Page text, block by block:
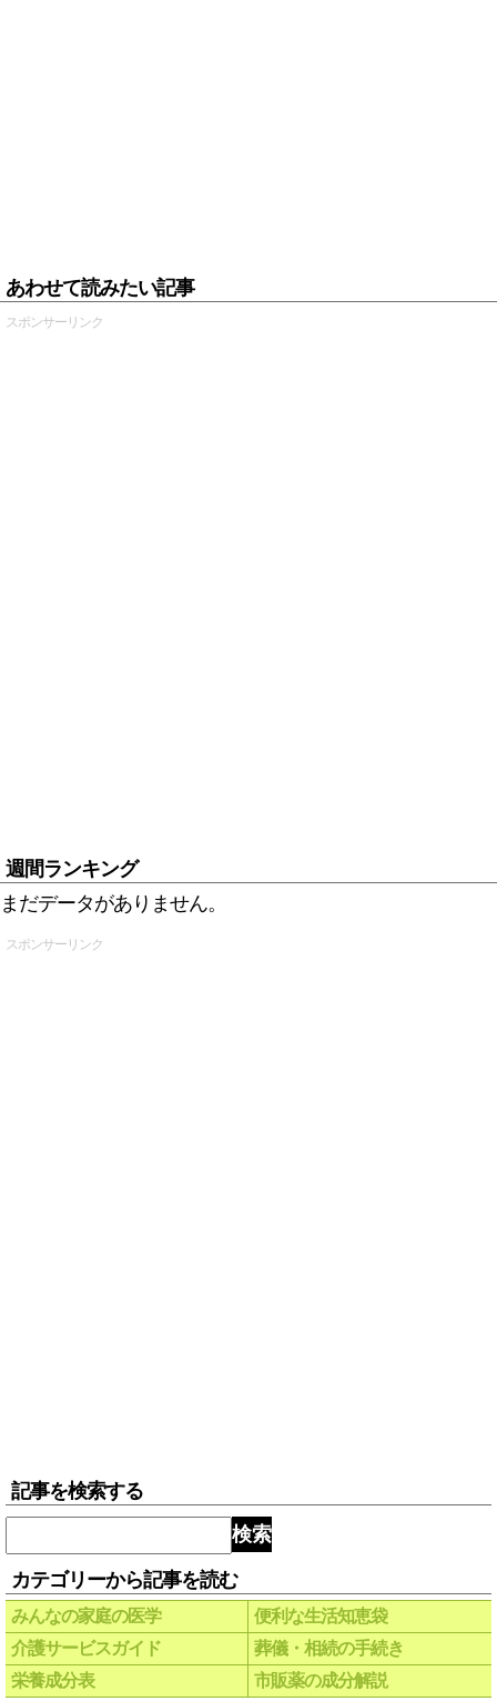
あわせて読みたい記事
スポンサーリンク
週間ランキング
まだデータがありません。
スポンサーリンク
記事を検索する
検索
カテゴリーから記事を読む
みんなの家庭の医学
便利な生活知恵袋
介護サービスガイド
葬儀・相続の手続き
栄養成分表
市販薬の成分解説